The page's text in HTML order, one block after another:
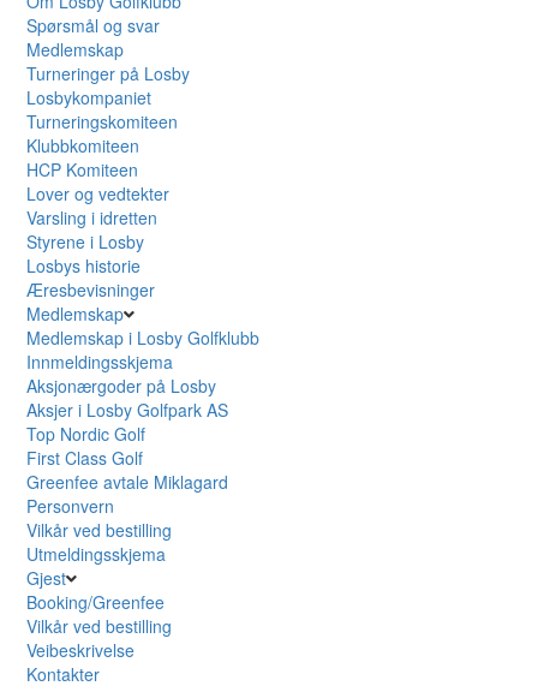
Spørsmål og svar
Medlemskap
Turneringer på Losby
Losbykompaniet
Turneringskomiteen
Klubbkomiteen
HCP Komiteen
Lover og vedtekter
Varsling i idretten
Styrene i Losby
Losbys historie
Æresbevisninger
Medlemskap
Medlemskap i Losby Golfklubb
Innmeldingsskjema
Aksjonærgoder på Losby
Aksjer i Losby Golfpark AS
Top Nordic Golf
First Class Golf
Greenfee avtale Miklagard
Personvern
Vilkår ved bestilling
Utmeldingsskjema
Gjest
Booking/Greenfee
Vilkår ved bestilling
Veibeskrivelse
Kontakter